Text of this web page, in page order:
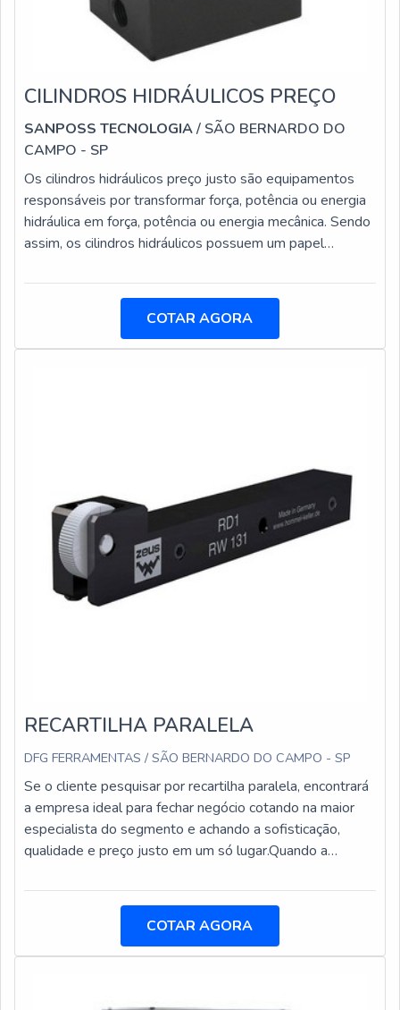
CILINDROS HIDRÁULICOS PREÇO
SANPOSS TECNOLOGIA/ SÃO BERNARDO DO
CAMPO - SP
Os cilindros hidráulicos preço justo são equipamentos
responsáveis por transformar força, potência ou energia
hidráulica em força, potência ou energia mecânica. Sendo
assim, os cilindros hidráulicos possuem um papel
diferentes setores industriais. Os cilindros podem ser
produção e equipamentos.Onde encontrar os cilindros
Máquinas agrícolas; Tornos; Mandriladoras; Dispositivos
COTAR AGORA
RECARTILHA PARALELA
DFG FERRAMENTAS / SÃO BERNARDO DO CAMPO - SP
Se o cliente pesquisar por recartilha paralela, encontrará
a empresa ideal para fechar negócio cotando na maior
especialista do segmento e achando a sofisticação,
qualidade e preço justo em um só lugar.Quando a
cliente encontrará proteção com soluções em usinagem,
desses mercados.MAIS DETALHES SOBRE A
RECARTILHA PARALELAA DFG Ferramentas canaliza
COTAR AGORA